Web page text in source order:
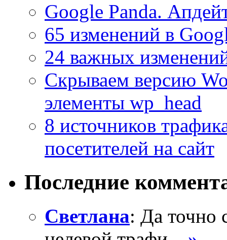
Google Panda.
65 изменений в
24 важных
Скрываем версию
элементы wp_head
8 источников
посетителей на сайт
Последние
Светлана: Да точно